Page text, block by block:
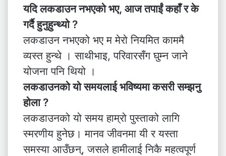
यदि लकडाउन नभएको भए, आज तपाईं कहाँ र के
गर्दै हुनुहुन्थ्यो ?
लकडाउन नभएको भए म मेरो नियमित काममै
व्यस्त हुन्थे । साथीभाइ, परिवारसँग घुम्न जाने
योजना पनि थियो ।
लकडाउनको यो समयलाई भविष्यमा कसरी सम्झनु
होला ?
लकडाउनको यो समय हाम्रो पुस्ताको लागि
स्मरणीय हुनेछ। मानव जीवनमा यी र यस्ता
समस्या आउँछन्, जसले हामीलाई निकै महत्वपूर्ण